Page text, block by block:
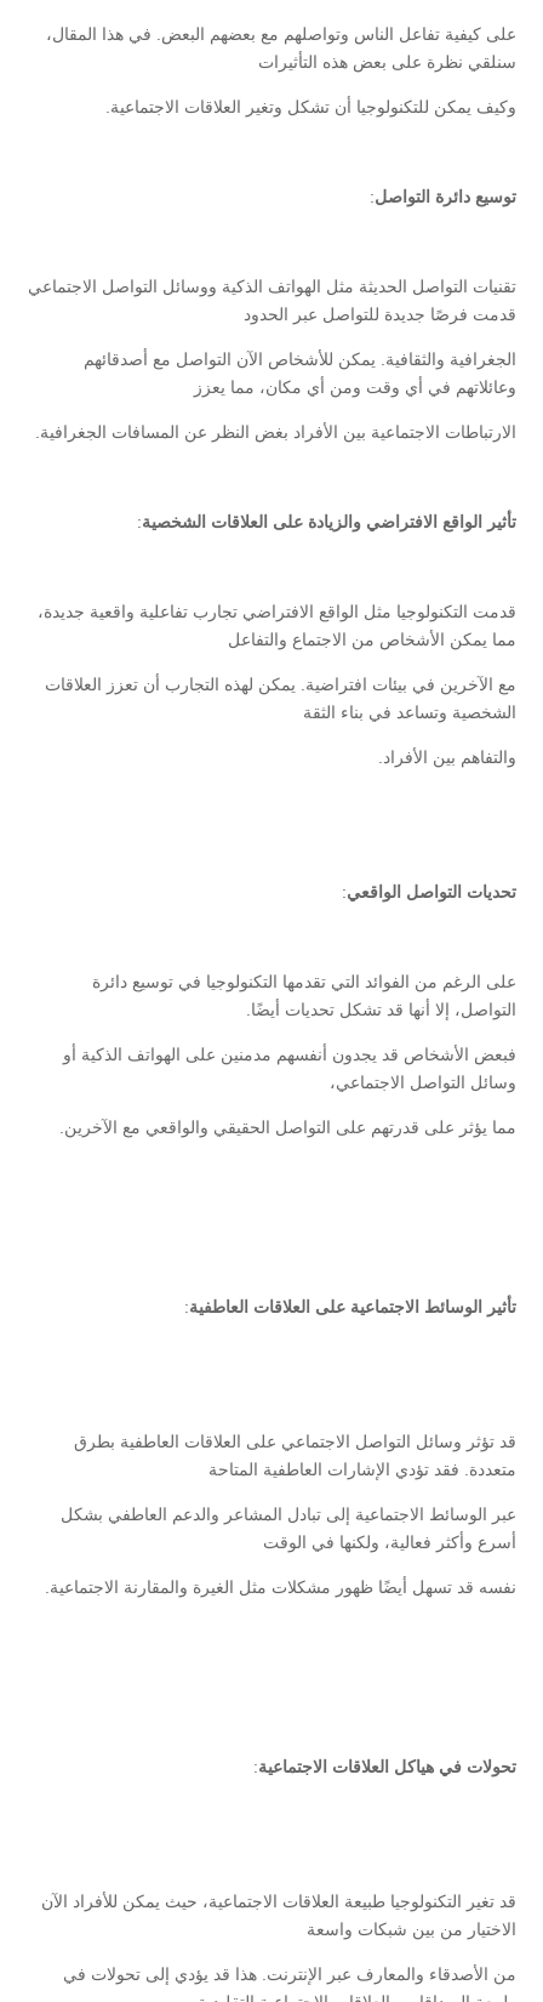
على كيفية تفاعل الناس وتواصلهم مع بعضهم البعض. في هذا المقال،
سنلقي نظرة على بعض هذه التأثيرات
وكيف يمكن للتكنولوجيا أن تشكل وتغير العلاقات الاجتماعية.
توسيع دائرة التواصل:
تقنيات التواصل الحديثة مثل الهواتف الذكية ووسائل التواصل الاجتماعي
قدمت فرصًا جديدة للتواصل عبر الحدود
الجغرافية والثقافية. يمكن للأشخاص الآن التواصل مع أصدقائهم
وعائلاتهم في أي وقت ومن أي مكان، مما يعزز
الارتباطات الاجتماعية بين الأفراد بغض النظر عن المسافات الجغرافية.
تأثير الواقع الافتراضي والزيادة على العلاقات الشخصية:
قدمت التكنولوجيا مثل الواقع الافتراضي تجارب تفاعلية واقعية جديدة،
مما يمكن الأشخاص من الاجتماع والتفاعل
مع الآخرين في بيئات افتراضية. يمكن لهذه التجارب أن تعزز العلاقات
الشخصية وتساعد في بناء الثقة
والتفاهم بين الأفراد.
تحديات التواصل الواقعي:
على الرغم من الفوائد التي تقدمها التكنولوجيا في توسيع دائرة
التواصل، إلا أنها قد تشكل تحديات أيضًا.
فبعض الأشخاص قد يجدون أنفسهم مدمنين على الهواتف الذكية أو
وسائل التواصل الاجتماعي،
مما يؤثر على قدرتهم على التواصل الحقيقي والواقعي مع الآخرين.
تأثير الوسائط الاجتماعية على العلاقات العاطفية:
قد تؤثر وسائل التواصل الاجتماعي على العلاقات العاطفية بطرق
متعددة. فقد تؤدي الإشارات العاطفية المتاحة
عبر الوسائط الاجتماعية إلى تبادل المشاعر والدعم العاطفي بشكل
أسرع وأكثر فعالية، ولكنها في الوقت
نفسه قد تسهل أيضًا ظهور مشكلات مثل الغيرة والمقارنة الاجتماعية.
تحولات في هياكل العلاقات الاجتماعية:
قد تغير التكنولوجيا طبيعة العلاقات الاجتماعية، حيث يمكن للأفراد الآن
الاختيار من بين شبكات واسعة
من الأصدقاء والمعارف عبر الإنترنت. هذا قد يؤدي إلى تحولات في